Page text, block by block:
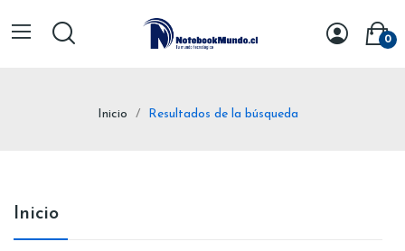
0
Inicio Resultados de la búsqueda
Inicio